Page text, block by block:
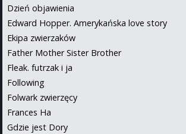
Dzień objawienia
Edward Hopper. Amerykańska love story
Ekipa zwierzaków
Father Mother Sister Brother
Fleak. futrzak i ja
Following
Folwark zwierzęcy
Frances Ha
Gdzie jest Dory